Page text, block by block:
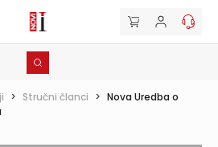
> Stručni članci > Nova Uredba o